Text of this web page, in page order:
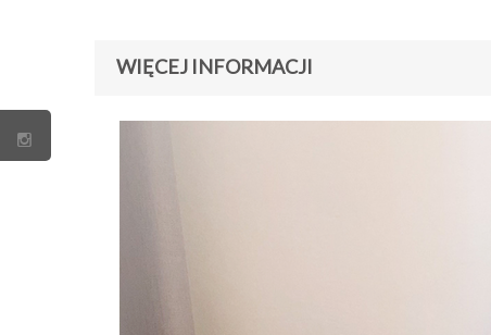
WIĘCEJ INFORMACJI